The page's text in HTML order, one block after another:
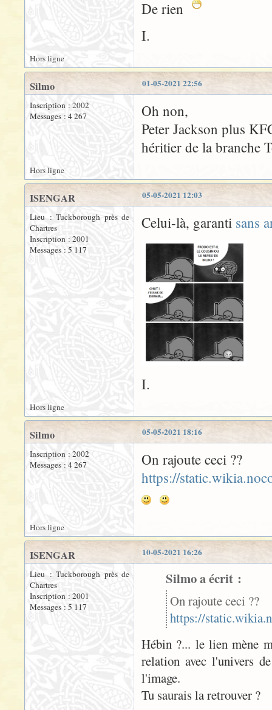
De rien
I.
Hors ligne
01-05-2021 22:56
Silmo
Inscription : 2002
Messages : 4 267
Oh non,
Peter Jackson plus
héritier de la branche
Hors ligne
05-05-2021 12:03
ISENGAR
Lieu : Tuckborough près de
Chartres
Inscription : 2001
Messages : 5 117
Celui-là, garanti sans
I.
Hors ligne
05-05-2021 18:16
Silmo
Inscription : 2002
Messages : 4 267
On rajoute ceci ??
https://
Hors ligne
10-05-2021 16:26
ISENGAR
Lieu : Tuckborough près de
Chartres
Inscription : 2001
Messages : 5 117
Silmo a écrit :
On rajoute ceci ??
https://
Hébin ?... le lien mène
relation avec l'univers
l'image.
Tu saurais la retrouver ?